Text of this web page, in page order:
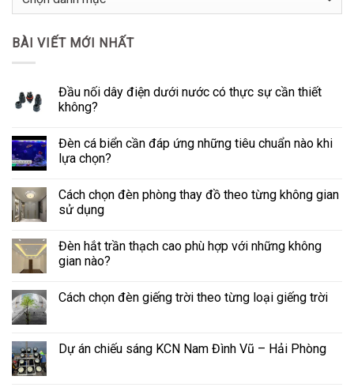
Tức
BÀI VIẾT MỚI NHẤT
Đầu nối dây điện dưới nước có thực sự cần thiết
không?
Đèn cá biển cần đáp ứng những tiêu chuẩn nào khi
lựa chọn?
Cách chọn đèn phòng thay đồ theo từng không gian
sử dụng
Đèn hắt trần thạch cao phù hợp với những không
gian nào?
Cách chọn đèn giếng trời theo từng loại giếng trời
Dự án chiếu sáng KCN Nam Đình Vũ – Hải Phòng